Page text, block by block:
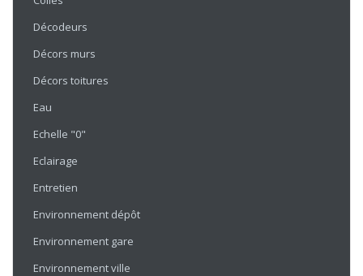
Décodeurs
Décors murs
Décors toitures
Eau
Echelle "0"
Eclairage
Entretien
Environnement dépôt
Environnement gare
Environnement ville